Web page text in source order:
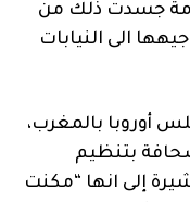
جسدت ذلك من
الى النيابات
أوروبا بالمغرب،
بتنظيم
إلى انها “مكنت